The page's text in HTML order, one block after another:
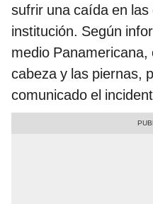
sufrir una caída en
institución. Según
medio
cabeza y las piernas,
comunicado el